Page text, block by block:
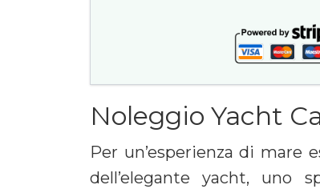
Noleggio Yacht
Per un’esperienza di mare
dell’elegante yacht, uno